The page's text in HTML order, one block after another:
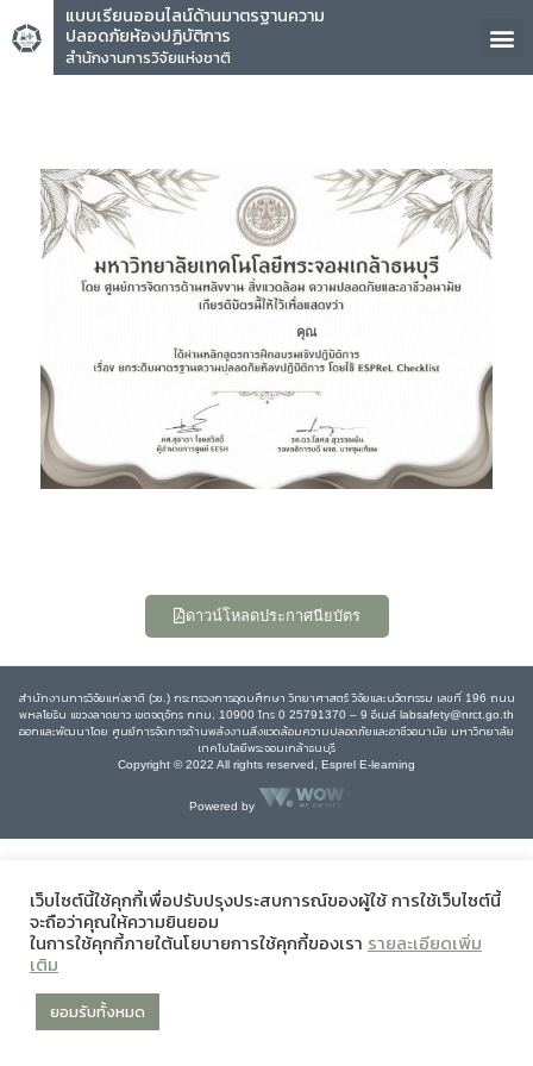
แบบเรียนออนไลน์ด้านมาตรฐานความ
ปลอดภัยห้องปฏิบัติการ
สำนักงานการวิจัยแห่งชาติ
คุณ
ดาวน์โหลดประกาศนียบัตร
สำนักงานการวิจัยแห่งชาติ (วช.) กระทรวงการอุดมศึกษา วิทยาศาสตร์ วิจัยและนวัตกรรม เลขที่ 196 ถนน
พหลโยธิน แขวงลาดยาว เขตจตุจักร กทม. 10900 โทร 0 25791370 – 9 อีเมล์ labsafety@nrct.go.th
ออกและพัฒนาโดย ศูนย์การจัดการด้านพลังงานสิ่งแวดล้อมความปลอดภัยและอาชีวอนามัย มหาวิทยาลัย
เทคโนโลยีพระจอมเกล้าธนบุรี
Copyright © 2022 All rights reserved, Esprel E-learning
Powered by
เว็บไซต์นี้ใช้คุกกี้เพื่อปรับปรุงประสบการณ์ของผู้ใช้ การใช้เว็บไซต์นี้
จะถือว่าคุณให้ความยินยอม
ในการใช้คุกกี้ภายใต้นโยบายการใช้คุกกี้ของเรา รายละเอียดเพิ่ม
เติม
ยอมรับทั้งหมด